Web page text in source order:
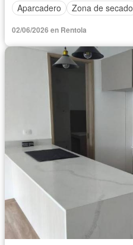
Aparcadero
Zona de secado
02/06/2026 en Rentola